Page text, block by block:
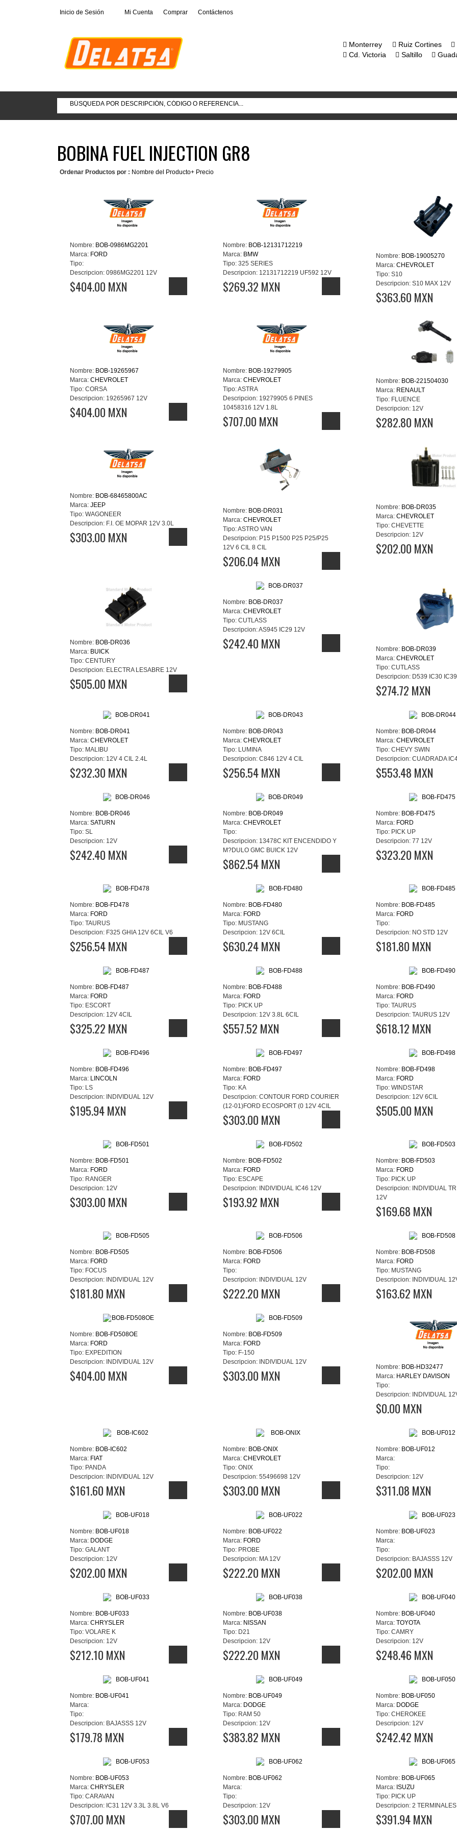
Inicio de Sesión Mi Cuenta Comprar Contáctenos
Monterrey Ruiz Cortines
Cd. Victoria
Saltillo
BOBINA FUEL INJECTION GR8
Ordenar Productos por : Nombre del Producto+ Precio
Nombre: BOB-0986MG2201
Marca: FORD
Tipo:
Descripcion: 0986MG2201 12V
$404.00 MXN
Nombre: BOB-12131712219
Marca: BMW
Tipo: 325 SERIES
Descripcion: 12131712219 UF592 12V
$269.32 MXN
Nombre: BOB-19005270
Marca: CHEVROLET
Tipo: S10
Descripcion: S10 MAX 12V
$363.60 MXN
Nombre: BOB-19265967
Marca: CHEVROLET
Tipo: CORSA
Descripcion: 19265967 12V
$404.00 MXN
Nombre: BOB-19279905
Marca: CHEVROLET
Tipo:ASTRA
Descripcion: 19279905 6 PINES
10458316 12V 1.8L
$707.00 MXN
Nombre: BOB-221504030
Marca: RENAULT
Tipo: FLUENCE
Descripcion: 12V
$282.80 MXN
Nombre: BOB-68465800AC
Marca: JEEP
Tipo: WAGONEER
Descripcion: F.I. OE MOPAR 12V 3.0L
$303.00 MXN
Nombre: BOB-DR031
Marca: CHEVROLET
Tipo:ASTRO VAN
Descripcion: P15 P1500 P25 P25/P25
12V 6 CIL 8 CIL
$206.04 MXN
Nombre: BOB-DR035
Marca: CHEVROLET
Tipo: CHEVETTE
Descripcion: 12V
$202.00 MXN
Nombre: BOB-DR036
Marca: BUICK
Tipo: CENTURY
Descripcion: ELECTRA LESABRE 12V
$505.00 MXN
Nombre: BOB-DR037
Marca: CHEVROLET
Tipo: CUTLASS
Descripcion:AS945 IC29 12V
$242.40 MXN Nombre: BOB-DR039
Marca: CHEVROLET
Tipo: CUTLASS
Descripcion: D539 IC30
$274.72 MXN
Nombre: BOB-DR041
Marca: CHEVROLET
Tipo: MALIBU
Descripcion: 12V 4 CIL 2.4L
$232.30 MXN
Nombre: BOB-DR043
Marca: CHEVROLET
Tipo: LUMINA
Descripcion: C846 12V 4 CIL
$256.54 MXN
Nombre: BOB-DR044
Marca: CHEVROLET
Tipo: CHEVY SWIN
Descripcion: CUADRADA
$553.48 MXN
Nombre: BOB-DR046
Marca: SATURN
Tipo: SL
Descripcion: 12V
$242.40 MXN
Nombre: BOB-DR049
Marca: CHEVROLET
Tipo:
Descripcion: 13478C KIT ENCENDIDO Y
M?DULO GMC BUICK 12V
$862.54 MXN
Nombre: BOB-FD475
Marca: FORD
Tipo: PICK UP
Descripcion: 77 12V
$323.20 MXN
Nombre: BOB-FD478
Marca: FORD
Tipo: TAURUS
Descripcion: F325 GHIA 12V 6CIL V6
$256.54 MXN
Nombre: BOB-FD480
Marca: FORD
Tipo: MUSTANG
Descripcion: 12V 6CIL
$630.24 MXN
Nombre: BOB-FD485
Marca: FORD
Tipo:
Descripcion: NO STD 12V
$181.80 MXN
Nombre: BOB-FD487
Marca: FORD
Tipo: ESCORT
Descripcion: 12V 4CIL
$325.22 MXN
Nombre: BOB-FD488
Marca: FORD
Tipo: PICK UP
Descripcion: 12V 3.8L 6CIL
$557.52 MXN
Nombre: BOB-FD490
Marca: FORD
Tipo: TAURUS
Descripcion: TAURUS 12V
$618.12 MXN
Nombre: BOB-FD496
Marca: LINCOLN
Tipo: LS
Descripcion: INDIVIDUAL 12V
$195.94 MXN
Nombre: BOB-FD497
Marca: FORD
Tipo: KA
Descripcion: CONTOUR FORD COURIER
(12-01)FORD ECOSPORT (0 12V 4CIL
$303.00 MXN
Nombre: BOB-FD498
Marca: FORD
Tipo: WINDSTAR
Descripcion: 12V 6CIL
$505.00 MXN
Nombre: BOB-FD501
Marca: FORD
Tipo: RANGER
Descripcion: 12V
$303.00 MXN
Nombre: BOB-FD502
Marca: FORD
Tipo: ESCAPE
Descripcion: INDIVIDUAL IC46 12V
$193.92 MXN
Nombre: BOB-FD503
Marca: FORD
Tipo: PICK UP
Descripcion: INDIVIDUAL
12V
$169.68 MXN
Nombre: BOB-FD505
Marca: FORD
Tipo: FOCUS
Descripcion: INDIVIDUAL 12V
$181.80 MXN
Nombre: BOB-FD506
Marca: FORD
Tipo:
Descripcion: INDIVIDUAL 12V
$222.20 MXN
Nombre: BOB-FD508
Marca: FORD
Tipo: MUSTANG
Descripcion: INDIVIDUAL
$163.62 MXN
Nombre: BOB-FD508OE
Marca: FORD
Tipo: EXPEDITION
Descripcion: INDIVIDUAL 12V
$404.00 MXN
Nombre: BOB-FD509
Marca: FORD
Tipo: F-150
Descripcion: INDIVIDUAL 12V
$303.00 MXN
Nombre: BOB-HD32477
Marca: HARLEY DAVISON
Tipo:
Descripcion: INDIVIDUAL
$0.00 MXN
Nombre: BOB-IC602
Marca: FIAT
Tipo: PANDA
Descripcion: INDIVIDUAL 12V
$161.60 MXN
Nombre: BOB-ONIX
Marca: CHEVROLET
Tipo: ONIX
Descripcion: 55496698 12V
$303.00 MXN
Nombre: BOB-UF012
Marca:
Tipo:
Descripcion: 12V
$311.08 MXN
Nombre: BOB-UF018
Marca: DODGE
Tipo: GALANT
Descripcion: 12V
$202.00 MXN
Nombre: BOB-UF022
Marca: FORD
Tipo: PROBE
Descripcion: MA 12V
$222.20 MXN
Nombre: BOB-UF023
Marca:
Tipo:
Descripcion: BAJASSS 12V
$202.00 MXN
Nombre: BOB-UF033
Marca: CHRYSLER
Tipo: VOLARE K
Descripcion: 12V
$212.10 MXN
Nombre: BOB-UF038
Marca: NISSAN
Tipo: D21
Descripcion: 12V
$222.20 MXN
Nombre: BOB-UF040
Marca: TOYOTA
Tipo: CAMRY
Descripcion: 12V
$248.46 MXN
Nombre: BOB-UF041
Marca:
Tipo:
Descripcion: BAJASSS 12V
$179.78 MXN
Nombre: BOB-UF049
Marca: DODGE
Tipo: RAM 50
Descripcion: 12V
$383.82 MXN
Nombre: BOB-UF050
Marca: DODGE
Tipo: CHEROKEE
Descripcion: 12V
$242.42 MXN
Nombre: BOB-UF053
Marca: CHRYSLER
Tipo: CARAVAN
Descripcion: IC31 12V 3.3L 3.8L V6
$707.00 MXN
Nombre: BOB-UF062
Marca:
Tipo:
Descripcion: 12V
$303.00 MXN
Nombre: BOB-UF065
Marca: ISUZU
Tipo: PICK UP
Descripcion: 2
$391.94 MXN